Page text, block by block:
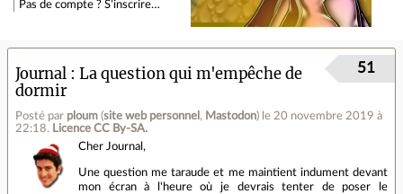
Pas de compte ? S’inscrire…
Journal
La question qui m'empêche de
dormir
Posté par ploum (site web personnel , Mastodon) le 20 novembre 2019 à
22:18. Licence CC By‑SA.
51
Cher Journal,
Une question me taraude et me maintient indument devant
mon écran à l'heure où je devrais tenter de poser le